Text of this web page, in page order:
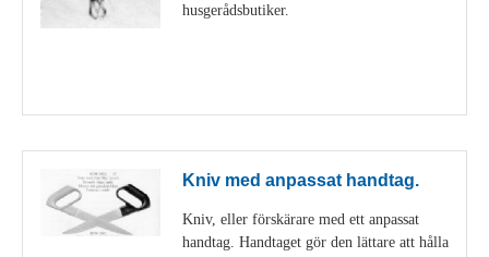
husgerådsbutiker.
Kniv med anpassat handtag.
Kniv, eller förskärare med ett anpassat
handtag. Handtaget gör den lättare att hålla